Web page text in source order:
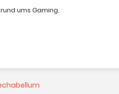
ums Gaming.